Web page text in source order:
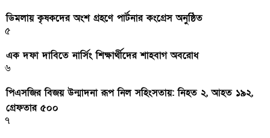
ডিমলায় কৃষকদের অংশ গ্রহণে পার্টনার কংগ্রেস অনুষ্ঠিত
৫
এক দফা দাবিতে নার্সিং শিক্ষার্থীদের শাহবাগ অবরোধ
৬
পিএসজির বিজয় উন্মাদনা রূপ নিল সহিংসতায়: নিহত ২, আহত ১৯২,
গ্রেফতার ৫০০
৭